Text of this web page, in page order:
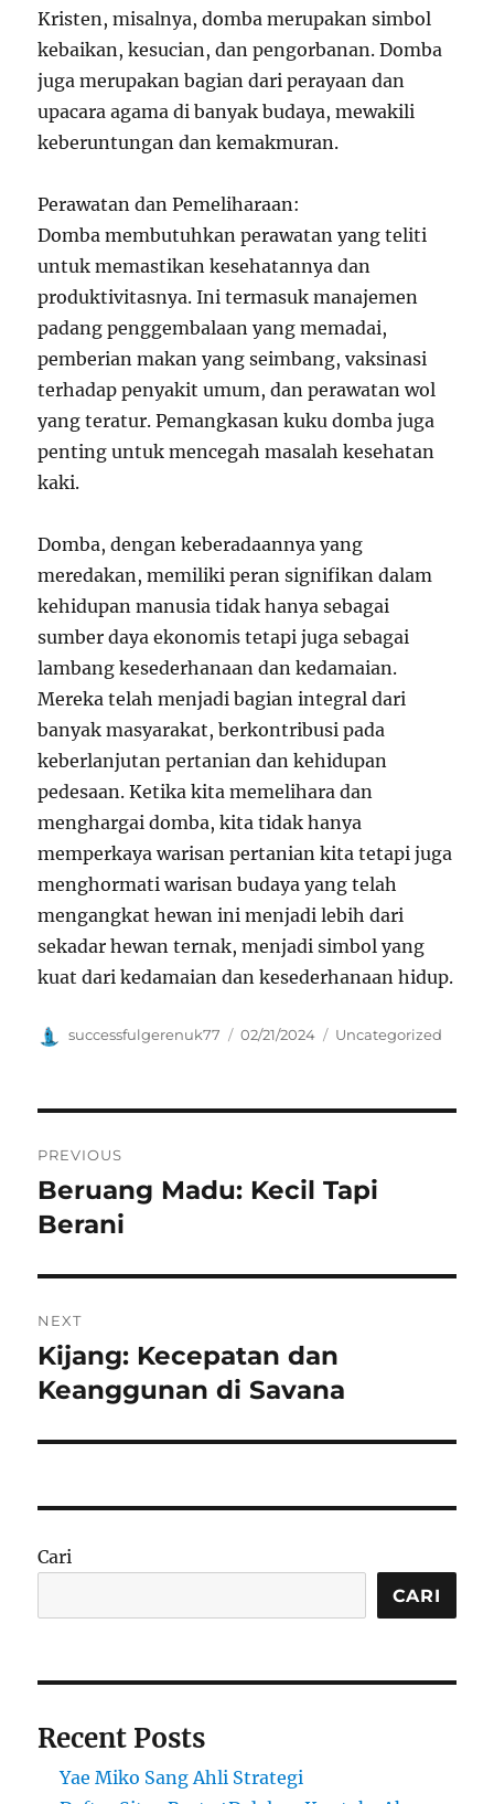
Kristen, misalnya, domba merupakan simbol
kebaikan, kesucian, dan pengorbanan. Domba
juga merupakan bagian dari perayaan dan
upacara agama di banyak budaya, mewakili
keberuntungan dan kemakmuran.
Perawatan dan Pemeliharaan:
Domba membutuhkan perawatan yang teliti
untuk memastikan kesehatannya dan
produktivitasnya. Ini termasuk manajemen
padang penggembalaan yang memadai,
pemberian makan yang seimbang, vaksinasi
terhadap penyakit umum, dan perawatan wol
yang teratur. Pemangkasan kuku domba juga
penting untuk mencegah masalah kesehatan
kaki.
Domba, dengan keberadaannya yang
meredakan, memiliki peran signifikan dalam
kehidupan manusia tidak hanya sebagai
sumber daya ekonomis tetapi juga sebagai
lambang kesederhanaan dan kedamaian.
Mereka telah menjadi bagian integral dari
banyak masyarakat, berkontribusi pada
keberlanjutan pertanian dan kehidupan
pedesaan. Ketika kita memelihara dan
menghargai domba, kita tidak hanya
memperkaya warisan pertanian kita tetapi juga
menghormati warisan budaya yang telah
mengangkat hewan ini menjadi lebih dari
sekadar hewan ternak, menjadi simbol yang
kuat dari kedamaian dan kesederhanaan hidup.
Author
successfulgerenuk77
Posted
02/21/2024 Categories
Uncategorized
pos
PREVIOUS
Previous
post:
Beruang Madu: Kecil Tapi
Berani
NEXT
Next
post:
Kijang: Kecepatan dan
Keanggunan di Savana
Cari
CARI
Recent Posts
Yae Miko Sang Ahli Strategi